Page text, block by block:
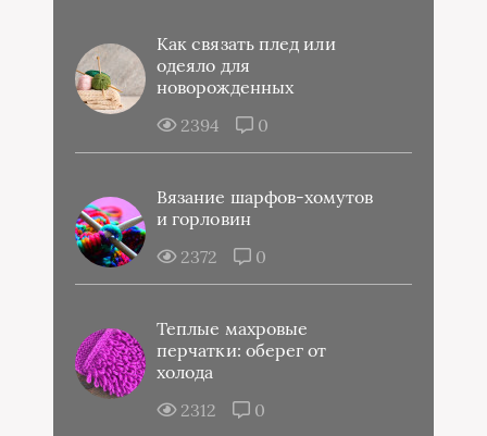
Как связать плед или
одеяло для
новорожденных
2394
0
Вязание шарфов-хомутов
и горловин
2372
0
Теплые махровые
перчатки: оберег от
холода
2312
0